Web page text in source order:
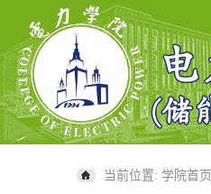
当前位置: 学院首页